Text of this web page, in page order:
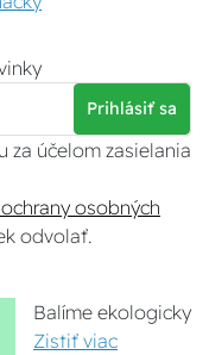
Prihlásiť sa
za účelom zasielania
osobných
odvolať.
Balíme ekologicky
Zistiť viac